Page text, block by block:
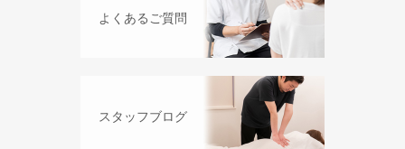
よくあるご質問
スタッフブログ